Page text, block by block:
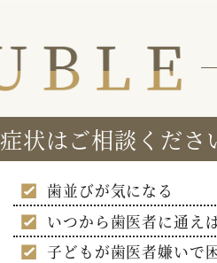
状はご相談くださ
歯並びが気になる
いつから歯医者に通え
子どもが歯医者嫌いで